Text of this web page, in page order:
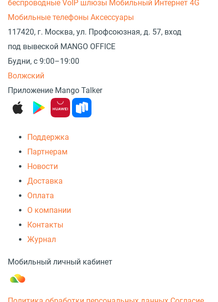
беспроводные VoIP шлюзы Мобильный Интернет 4G
Мобильные телефоны Аксессуары
117420, г. Москва, ул. Профсоюзная, д. 57, вход
под вывеской MANGO OFFICE
Будни, с 9:00–19:00
Волжский
Приложение Mango Talker
Поддержка
Партнерам
Новости
Доставка
Оплата
О компании
Контакты
Журнал
Мобильный личный кабинет